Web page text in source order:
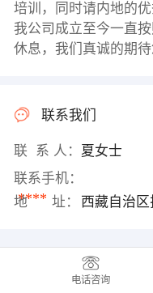
培训，同时请内地的
我公司成立至今一直
休息，我们真诚的期待
联系我们
联 系 人： 夏女士
联系手机：
****
地 址： 西藏自治
电话咨询